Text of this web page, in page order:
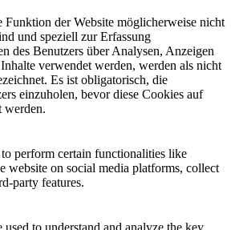
der Website möglicherweise nicht
und speziell zur Erfassung
des Benutzers über Analysen, Anzeigen
verwendet werden, werden als nicht
Es ist obligatorisch, die
einzuholen, bevor diese Cookies auf
werden.
perform certain functionalities like
website on social media platforms, collect
party features.
used to understand and analyze the key